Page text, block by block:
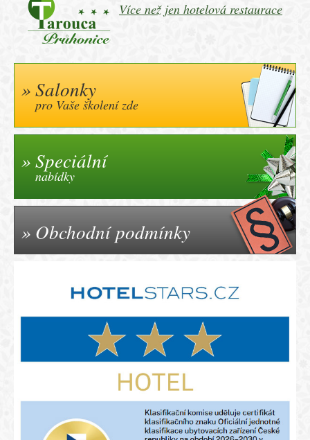
Více než jen hotelová restaurace
Salonky
pro Vaše školení zde
Speciální
nabídky
Obchodní podmínky